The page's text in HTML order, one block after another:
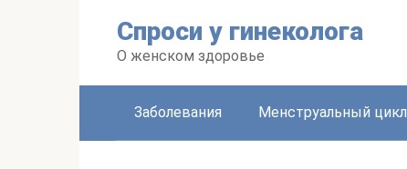
Спроси у гинеколога
О женском здоровье
Заболевания Менструальный цикл